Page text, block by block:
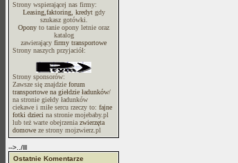
Strony wspierającej nas firmy:
Leasing,faktoring, kredytgdy
szukasz gotówki.
Opony to tanie opony letnie oraz
katalog
zawierający firmy transportowe
Strony naszych przyjaciół:
Strony sponsorów:
Zawsze się znajdzie forum
transportowe na giełdzie ładunków/
na stronie giełdy ładunków
ciekawe i miłe sercu rzeczy to: fajne
fotki dzieci na stronie mojebaby.pl
lub też warte obejrzenia zwierzęta
domowe ze strony mojzwierz.pl
-->../lll
Ostatnie Komentarze